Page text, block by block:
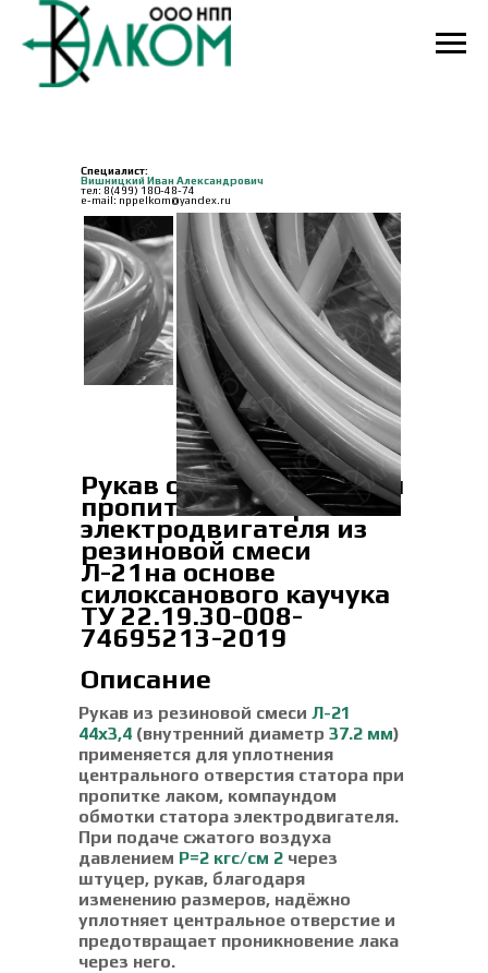
Специалист:
Вишницкий Иван Александрович
тел: 8(499) 180-48-74
e-mail: nppelkom@yandex.ru
Рукав силиконовый для
пропитки статора
электродвигателя из
резиновой смеси
Л-21на основе
силоксанового каучука
ТУ 22.19.30-008-
74695213-2019
Описание
Рукав из резиновой смеси Л-21
44х3,4 (внутренний диаметр 37.2 мм)
применяется для уплотнения
центрального отверстия статора при
пропитке лаком, компаундом
обмотки статора электродвигателя.
При подаче сжатого воздуха
давлением P=2 кгс/см 2 через
штуцер, рукав, благодаря
изменению размеров, надёжно
уплотняет центральное отверстие и
предотвращает проникновение лака
через него.